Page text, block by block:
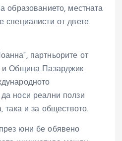
образованието, местната
специалисти от двете
партньорите от
Община Пазарджик
носи реални ползи
така и за обществото.
юни бе обявено